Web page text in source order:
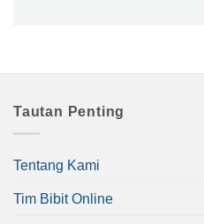
Tautan Penting
Tentang Kami
Tim Bibit Online